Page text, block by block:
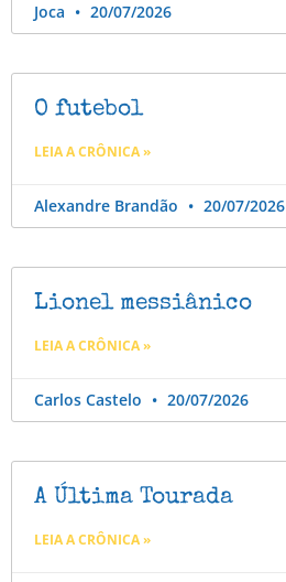
Joca 20/07/2026
O futebol
LEIA A CRÔNICA »
Alexandre Brandão 20/07/2026
Lionel messiânico
LEIA A CRÔNICA »
Carlos Castelo 20/07/2026
A Última Tourada
LEIA A CRÔNICA »